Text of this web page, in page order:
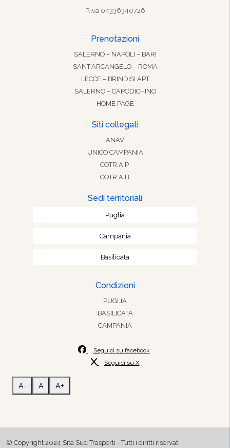
P.iva 04336340726
Prenotazioni
SALERNO – NAPOLI – BARI
SANT’ARCANGELO – ROMA
LECCE – BRINDISI APT
SALERNO – CAPODICHINO
HOME PAGE
Siti collegati
ANAV
UNICO CAMPANIA
COTR.A.P.
COTR.A.B.
Sedi territoriali
Puglia
Campania
Basilicata
Condizioni
PUGLIA
BASILICATA
CAMPANIA
Seguici su facebook
Seguici su X
A- A A+
© Copyright 2024 Sita Sud Trasporti - Tutti i diritti riservati